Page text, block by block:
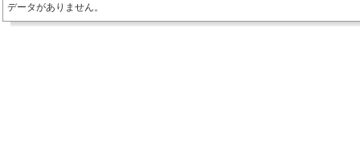
データがありません。